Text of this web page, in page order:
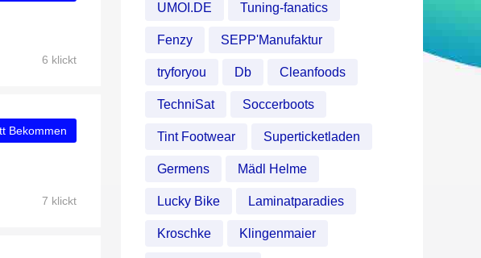
6 klickt
Bekommen
7 klickt
UMOI.DE Tuning-fanatics
Fenzy SEPP'Manufaktur
tryforyou Db Cleanfoods
TechniSat Soccerboots
Tint Footwear Superticketladen
Germens Mädl Helme
Lucky Bike Laminatparadies
Kroschke Klingenmaier